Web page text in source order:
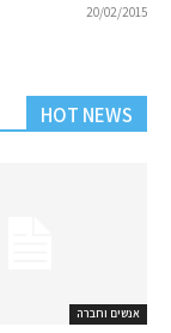
20/02/2015
HOT NEWS
אנשים וחברה